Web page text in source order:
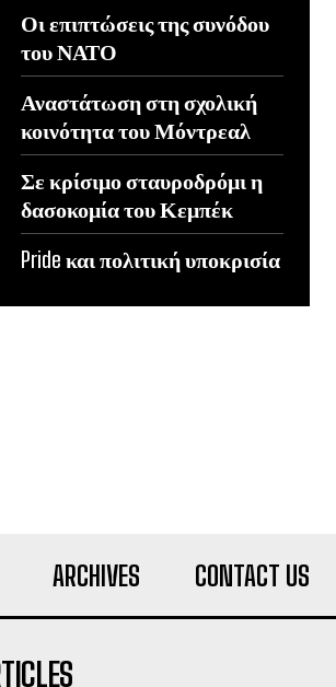
Οι επιπτώσεις της συνόδου
του ΝΑΤΟ
Αναστάτωση στη σχολική
κοινότητα του Μόντρεαλ
Σε κρίσιμο σταυροδρόμι η
δασοκομία του Κεμπέκ
Pride και πολιτική υποκρισία
ARCHIVES CONTACT US